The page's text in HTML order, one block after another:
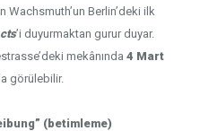
Wachsmuth’un Berlin’deki ilk
’i duyurmaktan gurur duyar.
mekânında 4 Mart
görülebilir.
(betimleme)